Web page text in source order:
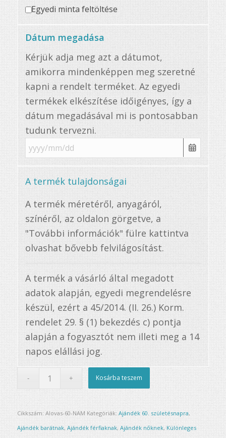
Egyedi minta feltöltése
Dátum megadása
Kérjük adja meg azt a dátumot,
amikorra mindenképpen meg szeretné
kapni a rendelt terméket. Az egyedi
termékek elkészítése időigényes, így a
dátum megadásával mi is pontosabban
tudunk tervezni.
A termék tulajdonságai
A termék méretéről, anyagáról,
színéről, az oldalon görgetve, a
"További információk" fülre kattintva
olvashat bővebb felvilágosítást.
A termék a vásárló által megadott
adatok alapján, egyedi megrendelésre
készül, ezért a 45/2014. (II. 26.) Korm.
rendelet 29. § (1) bekezdés c) pontja
alapján a fogyasztót nem illeti meg a 14
napos elállási jog.
Kosárba teszem
Cikkszám: Alovas-60-NAM Kategóriák: Ajándék 60. születésnapra,
Ajándék barátnak, Ajándék férfiaknak, Ajándék nőknek, Különleges